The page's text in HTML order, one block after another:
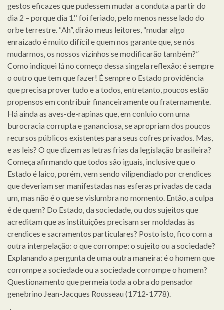
gestos eficazes que pudessem mudar a conduta a partir do
dia 2 – porque dia 1.º foi feriado, pelo menos nesse lado do
orbe terrestre. “Ah”, dirão meus leitores, “mudar algo
enraizado é muito difícil e quem nos garante que, se nós
mudarmos, os nossos vizinhos se modificarão também?”
Como indiquei lá no começo dessa singela reflexão: é sempre
o outro que tem que fazer! É sempre o Estado providência
que precisa prover tudo e a todos, entretanto, poucos estão
propensos em contribuir financeiramente ou fraternamente.
Há ainda as aves-de-rapinas que, em conluio com uma
burocracia corrupta e gananciosa, se apropriam dos poucos
recursos públicos existentes para seus cofres privados. Mas,
e as leis? O que dizem as letras frias da legislação brasileira?
Começa afirmando que todos são iguais, inclusive que o
Estado é laico, porém, vem sendo vilipendiado por crendices
que deveriam ser manifestadas nas esferas privadas de cada
um, mas não é o que se vislumbra no momento. Então, a culpa
é de quem? Do Estado, da sociedade, ou dos sujeitos que
acreditam que as instituições precisam ser moldadas às
crendices e sacramentos particulares? Posto isto, fico com a
outra interpelação: o que corrompe: o sujeito ou a sociedade?
Explanando a pergunta de uma outra maneira: é o homem que
corrompe a sociedade ou a sociedade corrompe o homem?
Questionamento que permeia toda a obra do pensador
genebrino Jean-Jacques Rousseau (1712-1778).